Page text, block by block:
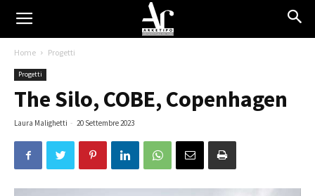
Home Progetti
Progetti
The Silo, COBE, Copenhagen
Laura Malighetti - 20 Settembre 2023